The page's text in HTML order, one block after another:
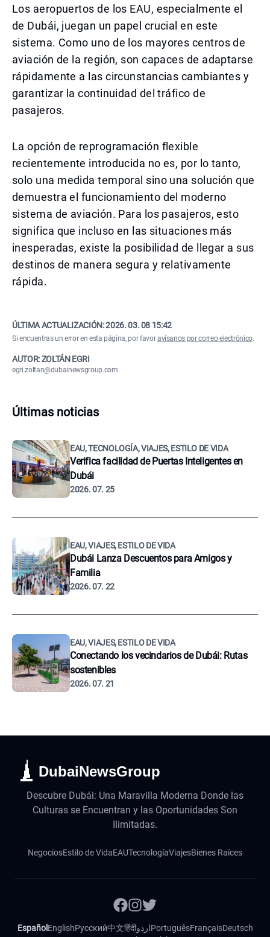
Los aeropuertos de los EAU, especialmente el
de Dubái, juegan un papel crucial en este
sistema. Como uno de los mayores centros de
aviación de la región, son capaces de adaptarse
rápidamente a las circunstancias cambiantes y
garantizar la continuidad del tráfico de
pasajeros.
La opción de reprogramación flexible
recientemente introducida no es, por lo tanto,
solo una medida temporal sino una solución que
demuestra el funcionamiento del moderno
sistema de aviación. Para los pasajeros, esto
significa que incluso en las situaciones más
inesperadas, existe la posibilidad de llegar a sus
destinos de manera segura y relativamente
rápida.
ÚLTIMA ACTUALIZACIÓN:2026. 03. 08 15:42
Si encuentras un error en esta página, por favoravísanos por correo electrónico.
AUTOR: ZOLTÁN EGRI
egri.zoltan@dubainewsgroup.com
Últimas noticias
EAU, TECNOLOGÍA, VIAJES, ESTILO DE VIDA
Verifica facilidad de Puertas Inteligentes en
Dubái
2026. 07. 25
EAU, VIAJES, ESTILO DE VIDA
Dubái Lanza Descuentos para Amigos y
Familia
2026. 07. 22
EAU, VIAJES, ESTILO DE VIDA
Conectando los vecindarios de Dubái: Rutas
sostenibles
2026. 07. 21
DubaiNewsGroup
Descubre Dubái: Una Maravilla Moderna Donde las
Culturas se Encuentran y las Oportunidades Son
Ilimitadas.
NegociosEstilo de VidaEAUTecnologíaViajesBienes Raíces
Español EnglishРусский中文हिंदीاردوPortuguêsFrançaisDeutsch